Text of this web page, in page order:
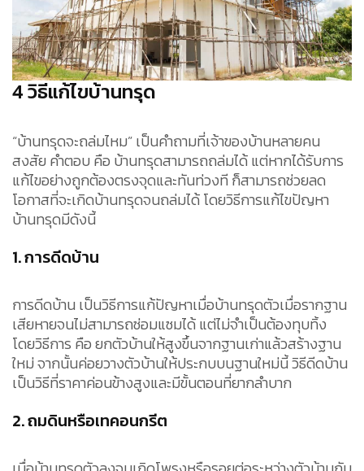
4 วิธีแก้ไขบ้านทรุด
“บ้านทรุดจะถล่มไหม” เป็นคำถามที่เจ้าของบ้านหลายคน
สงสัย คำตอบ คือ บ้านทรุดสามารถถล่มได้ แต่หากได้รับการ
แก้ไขอย่างถูกต้องตรงจุดและทันท่วงที ก็สามารถช่วยลด
โอกาสที่จะเกิดบ้านทรุดจนถล่มได้ โดยวิธีการแก้ไขปัญหา
บ้านทรุดมีดังนี้
1. การดีดบ้าน
การดีดบ้าน เป็นวิธีการแก้ปัญหาเมื่อบ้านทรุดตัวเมื่อรากฐาน
เสียหายจนไม่สามารถซ่อมแซมได้ แต่ไม่จำเป็นต้องทุบทิ้ง
โดยวิธีการ คือ ยกตัวบ้านให้สูงขึ้นจากฐานเก่าแล้วสร้างฐาน
ใหม่ จากนั้นค่อยวางตัวบ้านให้ประกบบนฐานใหม่นี้ วิธีดีดบ้าน
เป็นวิธีที่ราคาค่อนข้างสูงและมีขั้นตอนที่ยากลำบาก
2. ถมดินหรือเทคอนกรีต